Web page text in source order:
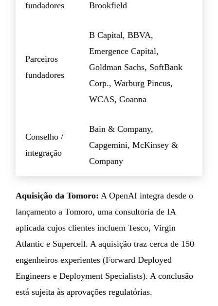
fundadores
Brookfield
Parceiros
fundadores
B Capital, BBVA,
Emergence Capital,
Goldman Sachs, SoftBank
Corp., Warburg Pincus,
WCAS, Goanna
Conselho /
integração
Bain & Company,
Capgemini, McKinsey &
Company
Aquisição da Tomoro: A OpenAI integra desde o
lançamento a Tomoro, uma consultoria de IA
aplicada cujos clientes incluem Tesco, Virgin
Atlantic e Supercell. A aquisição traz cerca de 150
engenheiros experientes (Forward Deployed
Engineers e Deployment Specialists). A conclusão
está sujeita às aprovações regulatórias.